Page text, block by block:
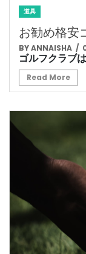
道具
お勧め格安
BY ANNAISHA /
ゴルフクラブ
Read More